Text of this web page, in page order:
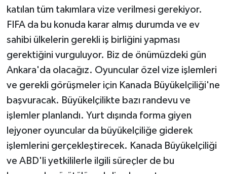
katılan tüm takımlara vize verilmesi gerekiyor.
FIFA da bu konuda karar almış durumda ve ev
sahibi ülkelerin gerekli iş birliğini yapması
gerektiğini vurguluyor. Biz de önümüzdeki gün
Ankara'da olacağız. Oyuncular özel vize işlemleri
ve gerekli görüşmeler için Kanada Büyükelçiliği'ne
başvuracak. Büyükelçilikte bazı randevu ve
işlemler planlandı. Yurt dışında forma giyen
lejyoner oyuncular da büyükelçiliğe giderek
işlemlerini gerçekleştirecek. Kanada Büyükelçiliği
ve ABD'li yetkililerle ilgili süreçler de bu